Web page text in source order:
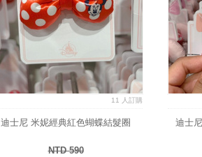
11 人訂購
迪士尼 米妮經典紅色蝴蝶結髮圈
NTD 590
迪士